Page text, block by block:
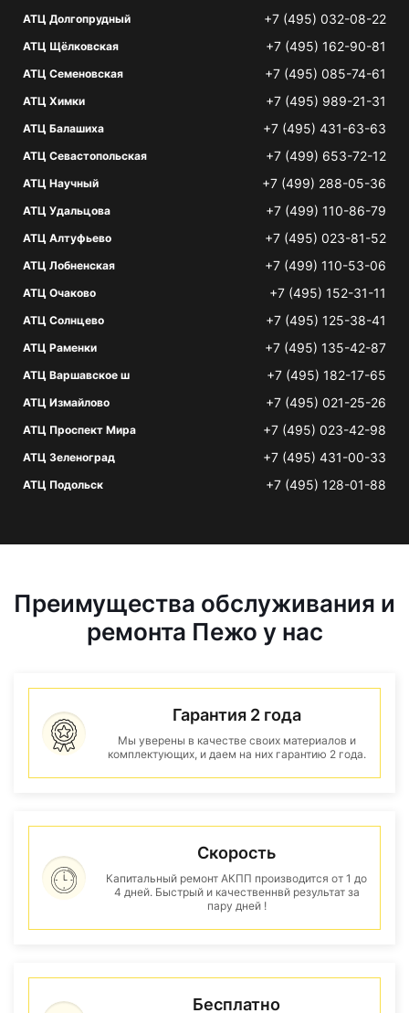
АТЦ Долгопрудный +7 (495) 032-08-22
АТЦ Щёлковская +7 (495) 162-90-81
АТЦ Семеновская +7 (495) 085-74-61
АТЦ Химки +7 (495) 989-21-31
АТЦ Балашиха +7 (495) 431-63-63
АТЦ Севастопольская +7 (499) 653-72-12
АТЦ Научный +7 (499) 288-05-36
АТЦ Удальцова +7 (499) 110-86-79
АТЦ Алтуфьево +7 (495) 023-81-52
АТЦ Лобненская +7 (499) 110-53-06
АТЦ Очаково +7 (495) 152-31-11
АТЦ Солнцево +7 (495) 125-38-41
АТЦ Раменки +7 (495) 135-42-87
АТЦ Варшавское ш +7 (495) 182-17-65
АТЦ Измайлово +7 (495) 021-25-26
АТЦ Проспект Мира +7 (495) 023-42-98
АТЦ Зеленоград +7 (495) 431-00-33
АТЦ Подольск +7 (495) 128-01-88
Преимущества обслуживания и
ремонта Пежо у нас
Гарантия 2 года
Мы уверены в качестве своих материалов и
комплектующих, и даем на них гарантию 2 года.
Скорость
Капитальный ремонт АКПП производится от 1 до
4 дней. Быстрый и качественнвй результат за
пару дней !
Бесплатно